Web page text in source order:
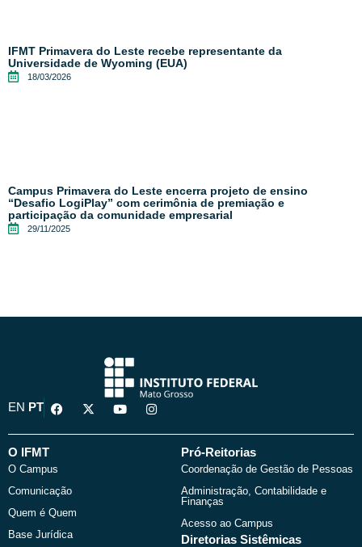
IFMT Primavera do Leste recebe representante da
Universidade de Wyoming (EUA)
18/03/2026
Campus Primavera do Leste encerra projeto de ensino
“Desafio LogiPlay” com cerimônia de premiação e
participação da comunidade empresarial
29/11/2025
EN PT
F
a
e
o
k
X
-
w
Y
o
t
I
n
t
O IFMT
O Campus
Comunicação
Quem é Quem
Base Jurídica
Pró-Reitorias
Coordenação de Gestão de Pessoas
Administração, Contabilidade e
Finanças
Acesso ao Campus
Diretorias Sistêmicas